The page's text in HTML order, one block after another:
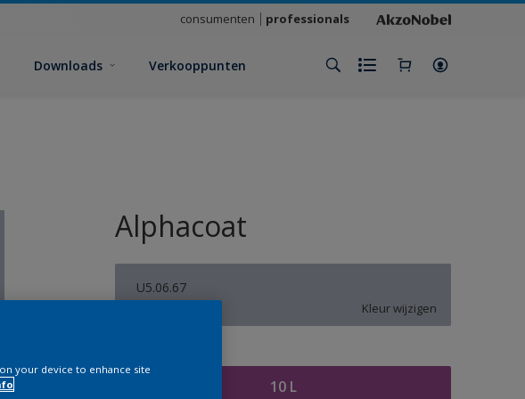
consumenten professionals
Downloads Verkooppunten
Alphacoat
U5.06.67
Kleur wijzigen
10 L
your device to enhance site